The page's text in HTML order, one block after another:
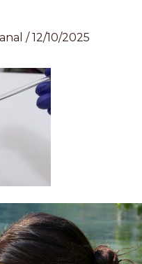
/12/10/2025